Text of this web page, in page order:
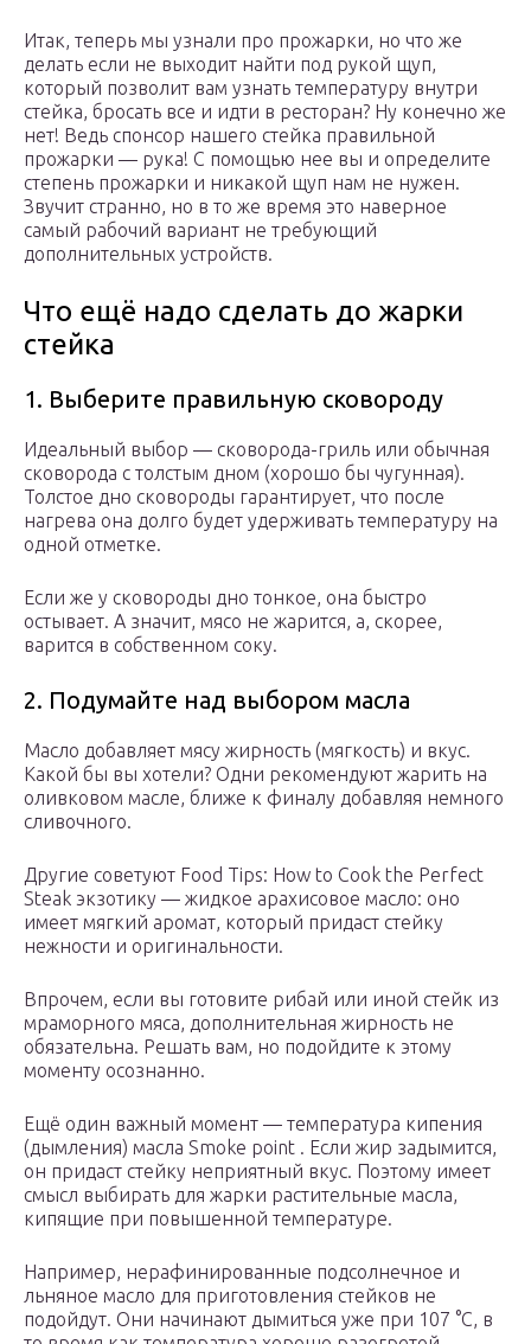
Итак, теперь мы узнали про прожарки, но что же
делать если не выходит найти под рукой щуп,
который позволит вам узнать температуру внутри
стейка, бросать все и идти в ресторан? Ну конечно же
нет! Ведь спонсор нашего стейка правильной
прожарки — рука! С помощью нее вы и определите
степень прожарки и никакой щуп нам не нужен.
Звучит странно, но в то же время это наверное
самый рабочий вариант не требующий
дополнительных устройств.
Что ещё надо сделать до жарки
стейка
1. Выберите правильную сковороду
Идеальный выбор — сковорода-гриль или обычная
сковорода с толстым дном (хорошо бы чугунная).
Толстое дно сковороды гарантирует, что после
нагрева она долго будет удерживать температуру на
одной отметке.
Если же у сковороды дно тонкое, она быстро
остывает. А значит, мясо не жарится, а, скорее,
варится в собственном соку.
2. Подумайте над выбором масла
Масло добавляет мясу жирность (мягкость) и вкус.
Какой бы вы хотели? Одни рекомендуют жарить на
оливковом масле, ближе к финалу добавляя немного
сливочного.
Другие советуют Food Tips: How to Cook the Perfect
Steak экзотику — жидкое арахисовое масло: оно
имеет мягкий аромат, который придаст стейку
нежности и оригинальности.
Впрочем, если вы готовите рибай или иной стейк из
мраморного мяса, дополнительная жирность не
обязательна. Решать вам, но подойдите к этому
моменту осознанно.
Ещё один важный момент — температура кипения
(дымления) масла Smoke point . Если жир задымится,
он придаст стейку неприятный вкус. Поэтому имеет
смысл выбирать для жарки растительные масла,
кипящие при повышенной температуре.
Например, нерафинированные подсолнечное и
льняное масло для приготовления стейков не
подойдут. Они начинают дымиться уже при 107 °С, в